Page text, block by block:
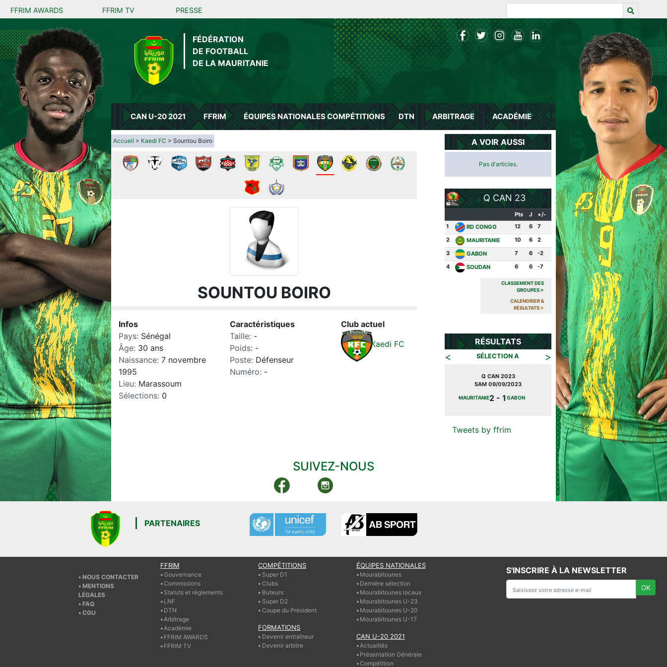
FFRIM AWARDS FFRIM TV PRESSE
FÉDÉRATION
DE FOOTBALL
DE LA MAURITANIE
CAN U-20 2021 FFRIM ÉQUIPES NATIONALESCOMPÉTITIONS DTN ARBITRAGE ACADÉMIE
Accueil > Kaedi FC > Sountou Boiro
SOUNTOU BOIRO
Infos
Pays: Sénégal
Âge: 30 ans
Naissance: 7 novembre
1995
Lieu: Marassoum
Sélections: 0
Caractéristiques
Taille: -
Poids: -
Poste: Défenseur
Numéro: -
Club actuel
Kaedi FC
A VOIR AUSSI
Pas d'articles.
Q CAN 23
Pts J
+/-
1
RD CONGO 12 6
7
2
MAURITANIE 10 6
2
3
GABON 7 6
-2
4
SOUDAN 6 6 -7
CLASSEMENT DES
GROUPES>
CALENDRIER &
RÉSULTATS>
RÉSULTATS
< SÉLECTION A >
JOURNÉE FIFA
MAR 27/09/2022
MAURITANIE 2 -
0
CONGO
Q CAN 2023
SAM 09/09/2023
MAURITANIE2 - 1 GABON
SUIVEZ-NOUS
NOUS CONTACTER
MENTIONS
LÉGALES
FAQ
FFRIM
Gouvernance
Commissions
Statuts et règlements
LNF
DTN
Arbitrage
Académie
FFRIM AWARDS
COMPÉTITIONS
Super D1
Clubs
Buteurs
Super D2
FORMATIONS
Devenir entraîneur
ÉQUIPES NATIONALES
Mourabitounes
Dernière sélection
Mourabitounes locaux
Mourabitounes U-23
Mourabitounes U-20
CAN U-20 2021
Actualités
S'INSCRIRE À LA NEWSLETTER